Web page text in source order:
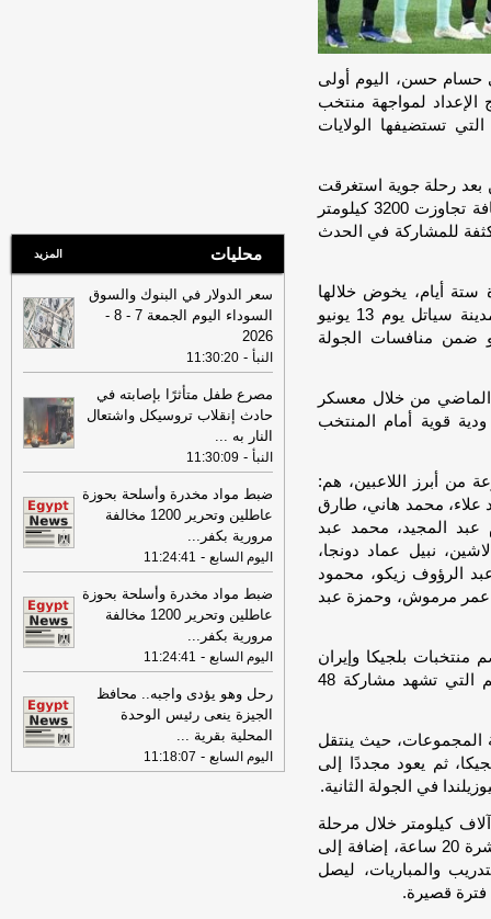
حسام حسن، اليوم أولى
الإعداد لمواجهة منتخب
التي تستضيفها الولايات
بعد رحلة جوية استغرقت
أكثر من أربع ساعات ونصف الساعة، قطعت خلالها مسافة تجاوزت 3200 كيلومتر
للمشاركة في الحدث
أيام، يخوض خلالها
تدريباته على ملاعب جامعة جونزاجا، قبل التوجه إلى مدينة سياتل يوم 13 يونيو
لمواجهة منتخب بلجيكا يوم 15 يونيو ضمن منافسات الجولة
للمونديال قد انطلقت في 30 مايو الماضي من خلال معسكر
ودية قوية أمام المنتخب
من أبرز اللاعبين، هم:
محمد هاني، طارق
عبد المجيد، محمد عبد
نبيل عماد دونجا،
الرؤوف زيكو، محمود
عمر مرموش، وحمزة عبد
بلجيكا وإيران
ونيوزيلندا، في النسخة التاريخية الأولى من كأس العالم التي تشهد مشاركة 48
المجموعات، حيث ينتقل
ثم يعود مجددًا إلى
في الجولة الثانية.
التقديرات إلى أن بعثة المنتخب ستقطع نحو 10 آلاف كيلومتر خلال مرحلة
المجموعات فقط، فيما ستتجاوز ساعات الطيران المباشرة 20 ساعة، إضافة إلى
والمباريات، ليصل
16:22
ترامب: ضرباتنا ضد إيران
مستمرة ولن يكون أمامها سوى التراجع-
12:46
وفاة والد تامر حسني بعد وعكة
صحية مفاجئة
08:16
عناوين الصحف المصرية ليوم
19:49
السيسي: الجهات المعنية باشرت
التحقيقات للوقوف على تفاصيل الهجوم
بمسيّرة على ميناء دمياط
09:26
مجلس الوزراء المصري: الحريق
الذي تعرضت له سفينتان في ميناء دمياط
أمس ناتج عن طائرة مسيرة
أل بي سي أي
08:34
عناوين الصحف المصرية ليوم
الخميس 30-07-2026
-
18:41
رئيس "الوطنية للصحافة" يكشف
تفاصيل حملة الصحف القومية لمواجهة
مخاطر السوشيال ميديا
16:46
وزير الخزانة الأميركي: لن نسمح
لإيران اتخاذ التجارة العالمية رهينة أو
استخدام الشحن الدولي لتمويل الحرس
الثوري-لبنانون 24
محليات المزيد
سعر الدولار في البنوك والسوق
السوداء اليوم الجمعة 7 - 8 -
2026
النبأ -
11:30:20
مصرع طفل متأثرًا بإصابته في
حادث إنقلاب تروسيكل واشتعال
النار به ...
النبأ -
11:30:09
ضبط مواد مخدرة وأسلحة بحوزة
عاطلين وتحرير 1200 مخالفة
مرورية بكفر ...
اليوم السابع -
11:24:41
ضبط مواد مخدرة وأسلحة بحوزة
عاطلين وتحرير 1200 مخالفة
مرورية بكفر ...
اليوم السابع -
11:24:41
رحل وهو يؤدى واجبه.. محافظ
الجيزة ينعى رئيس الوحدة
المحلية بقرية ...
اليوم السابع -
11:18:07